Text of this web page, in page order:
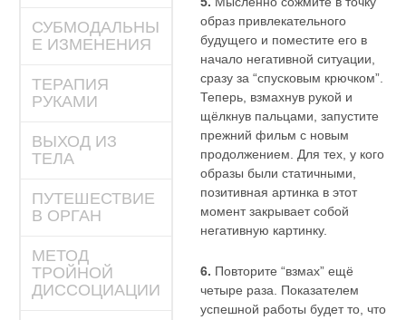
СУБМОДАЛЬНЫ
Е ИЗМЕНЕНИЯ
ТЕРАПИЯ
РУКАМИ
ВЫХОД ИЗ
ТЕЛА
ПУТЕШЕСТВИЕ
В ОРГАН
МЕТОД
ТРОЙНОЙ
ДИССОЦИАЦИИ
образ привлекательного
будущего и поместите его в
начало негативной ситуации,
сразу за “спусковым крючком”.
Теперь, взмахнув рукой и
щёлкнув пальцами, запустите
прежний фильм с новым
продолжением. Для тех, у кого
образы были статичными,
позитивная артинка в этот
момент закрывает собой
негативную картинку.
6. Повторите “взмах” ещё
четыре раза. Показателем
успешной работы будет то, что